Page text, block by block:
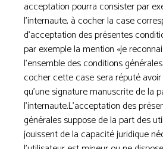
acceptation pourra consister par
l’internaute, à cocher la case
d’acceptation des présentes
par exemple la mention «je
l’ensemble des conditions
cocher cette case sera réputé
qu’une signature manuscrite de la
l’internaute.L’acceptation des
générales suppose de la part des
jouissent de la capacité juridique